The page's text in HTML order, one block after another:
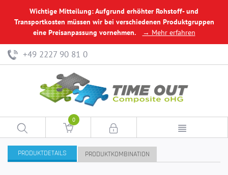
Wichtige Mitteilung: Aufgrund erhöhter Rohstoff- und
Transportkosten müssen wir bei verschiedenen Produktgruppen
eine Preisanpassung vornehmen.
→ Mehr erfahren
+49 2227 90 81 0
0
PRODUKTDETAILS PRODUKTKOMBINATION